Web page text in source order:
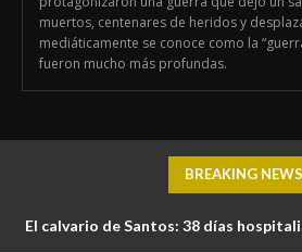
muertos, centenares de heridos y
mediáticamente se conoce como la
fueron mucho más profundas.
BREAKING NEWS
El calvario de Santos: 38 días